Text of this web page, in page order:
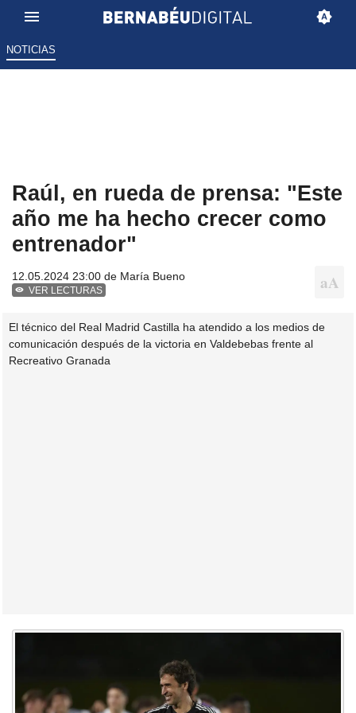
NOTICIAS
Raúl, en rueda de prensa: "Este
año me ha hecho crecer como
entrenador"
12.05.2024 23:00 de María Bueno
VER LECTURAS
El técnico del Real Madrid Castilla ha atendido a los medios de
comunicación después de la victoria en Valdebebas frente al
Recreativo Granada